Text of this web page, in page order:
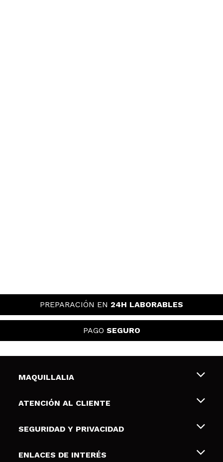
PREPARACIÓN EN 24H LABORABLES
PAGO SEGURO
MAQUILLALIA
Sobre nosotros
Tarjetas de Regalo
ATENCIÓN AL CLIENTE
Envíos y devoluciones
Formas de pago
SEGURIDAD Y PRIVACIDAD
Terminos y condiciones de uso
ENLACES DE INTERÉS